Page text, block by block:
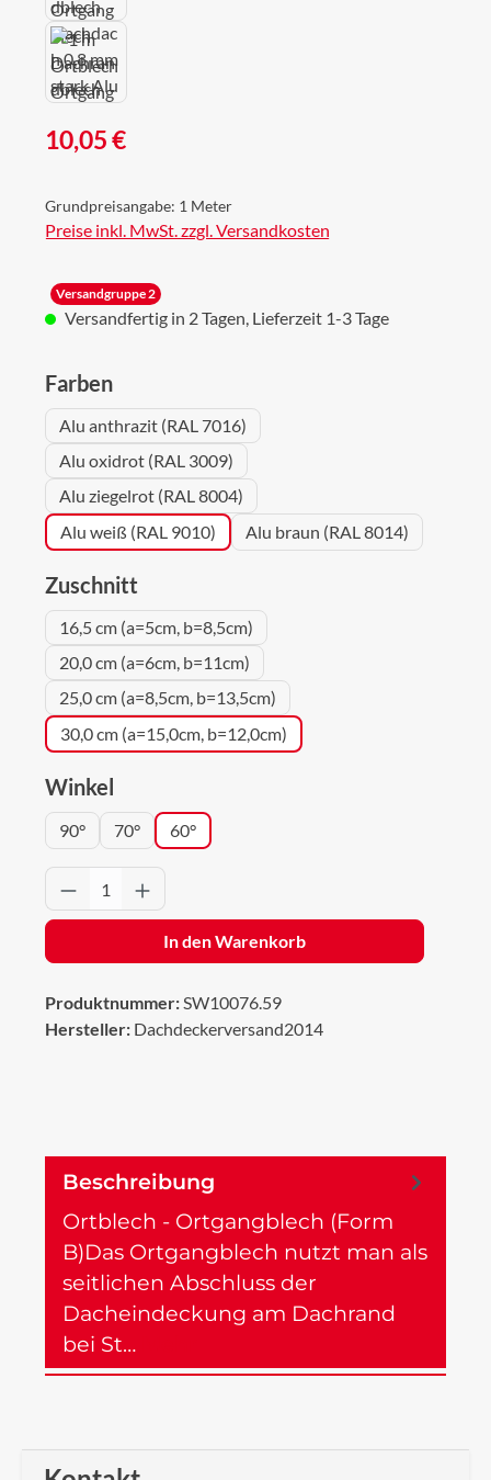
Regulärer Preis:
10,05 €
Grundpreisangabe: 1 Meter
Preise inkl. MwSt. zzgl. Versandkosten
Versandgruppe 2
Versandfertig in 2 Tagen, Lieferzeit 1-3 Tage
Farbenauswählen
Alu anthrazit (RAL 7016)
Alu oxidrot (RAL 3009)
Alu ziegelrot (RAL 8004)
Alu weiß (RAL 9010)
Alu braun (RAL 8014)
Zuschnitt
16,5 cm (a=5cm, b=8,5cm)
20,0 cm (a=6cm, b=11cm)
25,0 cm (a=8,5cm, b=13,5cm)
30,0 cm (a=15,0cm, b=12,0cm)
Winkel
90° 70° 60°
Produkt Anzahl: Gib den gewünschten
In den Warenkorb
Produktnummer:SW10076.59
Hersteller: Dachdeckerversand2014
Beschreibung
Ortblech - Ortgangblech (Form
B)Das Ortgangblech nutzt man als
seitlichen Abschluss der
Dacheindeckung am Dachrand
bei St…